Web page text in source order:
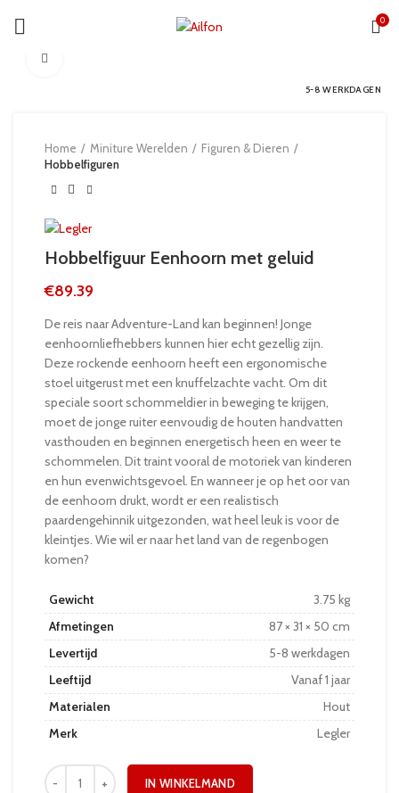
0
5-8 WERKDAGEN
Home Miniture Werelden
Figuren & Dieren
Hobbelfiguren
Hobbelfiguur Eenhoorn met geluid
€89.39
De reis naar Adventure-Land kan beginnen! Jonge
eenhoornliefhebbers kunnen hier echt gezellig zijn.
Deze rockende eenhoorn heeft een ergonomische
stoel uitgerust met een knuffelzachte vacht. Om dit
speciale soort schommeldier in beweging te krijgen,
moet de jonge ruiter eenvoudig de houten handvatten
vasthouden en beginnen energetisch heen en weer te
schommelen. Dit traint vooral de motoriek van kinderen
en hun evenwichtsgevoel. En wanneer je op het oor van
de eenhoorn drukt, wordt er een realistisch
paardengehinnik uitgezonden, wat heel leuk is voor de
kleintjes. Wie wil er naar het land van de regenbogen
komen?
Gewicht
3.75 kg
Afmetingen
87 × 31 × 50 cm
Levertijd
5-8 werkdagen
Leeftijd
Vanaf 1 jaar
Materialen
Hout
Merk
Legler
IN WINKELMAND